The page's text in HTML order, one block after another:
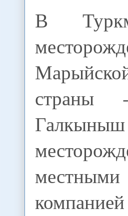
В
страны
местными